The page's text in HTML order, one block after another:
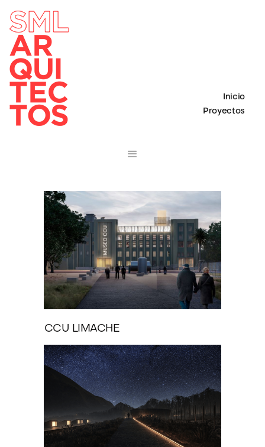
Inicio
Proyectos
CCU LIMACHE